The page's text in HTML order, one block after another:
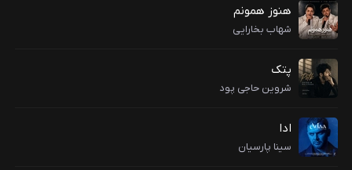
هنوز همونم
شهاب بخارایی
پتک
شروین حاجی پود
ادا
سینا پارسیان